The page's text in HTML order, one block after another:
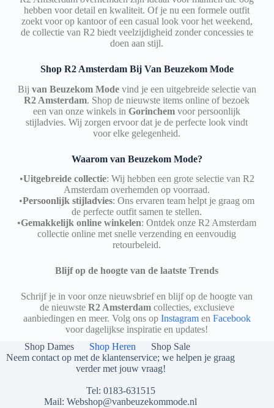
hebben voor detail en kwaliteit. Of je nu een formele outfit
zoekt voor op kantoor of een casual look voor het weekend,
de collectie van R2 biedt veelzijdigheid zonder concessies te
doen aan stijl.
Shop R2 Amsterdam Bij Van Beuzekom Mode
Bij van Beuzekom Modevind je een uitgebreide selectie van
R2 Amsterdam. Shop de nieuwste items online of bezoek
een van onze winkels inGorinchem voor persoonlijk
stijladvies. Wij zorgen ervoor dat je de perfecte look vindt
voor elke gelegenheid.
Waarom van Beuzekom Mode?
•Uitgebreide collectie: Wij hebben een grote selectie van R2
Amsterdam overhemden op voorraad.
•Persoonlijk stijladvies: Ons ervaren team helpt je graag om
de perfecte outfit samen te stellen.
•Gemakkelijk online winkelen: Ontdek onze R2 Amsterdam
collectie online met snelle verzending en eenvoudig
retourbeleid.
Blijf op de hoogte van de laatste Trends
Schrijf je in voor onze nieuwsbrief en blijf op de hoogte van
de nieuwste R2 Amsterdamcollecties, exclusieve
aanbiedingen en meer. Volg ons op Instagramen Facebook
voor dagelijkse inspiratie en updates!
Shop Dames
Shop Heren
Shop Sale
Neem contact op met de klantenservice; we helpen je graag
verder met jouw vraag!
Tel: 0183-631515
Mail:Webshop@vanbeuzekommode.nl